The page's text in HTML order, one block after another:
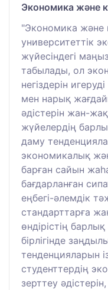
Экономика және
"Экономика және
университеттік
жүйесіндегі
табылады, ол
негіздерін
мен нарық
әдістерін жан-
жүйелердің
даму
экономикалық
барған сайын
бағдарланған
еңбегі-әлемдік
стандарттарға
өндірістің барлық
бірлігінде
тенденцияларын
студенттердің
зерттеу